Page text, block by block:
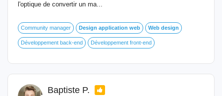
l'optique de convertir un ma...
Community manager Design application web Web design
Développement back-end Développement front-end
Baptiste P.